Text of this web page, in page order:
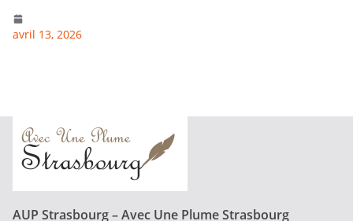
avril 13, 2026
AUP Strasbourg – Avec Une Plume Strasbourg